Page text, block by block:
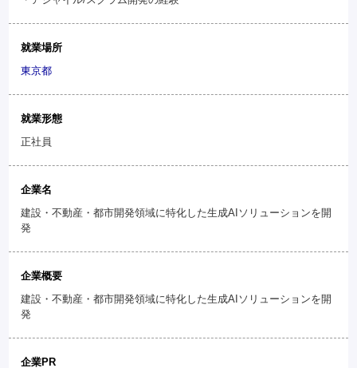
就業場所
東京都
就業形態
正社員
企業名
建設・不動産・都市開発領域に特化した生成AIソリューションを開
発
企業概要
建設・不動産・都市開発領域に特化した生成AIソリューションを開
発
企業PR